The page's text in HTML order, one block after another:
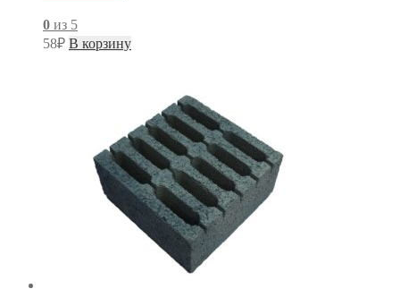
0 из 5
58₽ В корзину